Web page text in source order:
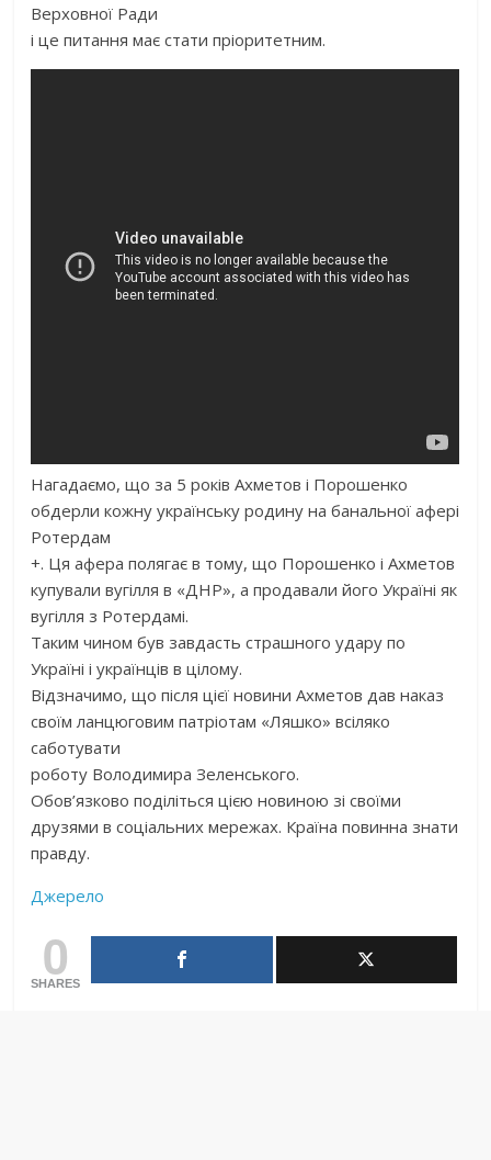
Верховної Ради
і це питання має стати пріоритетним.
Нагадаємо, що за 5 років Ахметов і Порошенко
обдерли кожну українську родину на банальної афері
Ротердам
+. Ця афера полягає в тому, що Порошенко і Ахметов
купували вугілля в «ДНР», а продавали його Україні як
вугілля з Ротердамі.
Таким чином був завдасть страшного удару по
Україні і українців в цілому.
Відзначимо, що після цієї новини Ахметов дав наказ
своїм ланцюговим патріотам «Ляшко» всіляко
саботувати
роботу Володимира Зеленського.
Обов’язково поділіться цією новиною зі своїми
друзями в соціальних мережах. Країна повинна знати
правду.
Джерело
0
SHARES